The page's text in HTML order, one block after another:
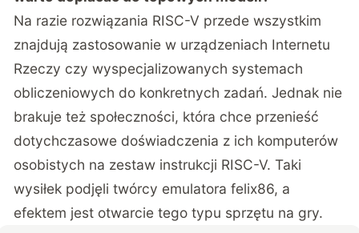
Na razie rozwiązania RISC-V przede wszystkim
znajdują zastosowanie w urządzeniach Internetu
Rzeczy czy wyspecjalizowanych systemach
obliczeniowych do konkretnych zadań. Jednak nie
brakuje też społeczności, która chce przenieść
dotychczasowe doświadczenia z ich komputerów
osobistych na zestaw instrukcji RISC-V. Taki
wysiłek podjęli twórcy emulatora felix86, a
efektem jest otwarcie tego typu sprzętu na gry.